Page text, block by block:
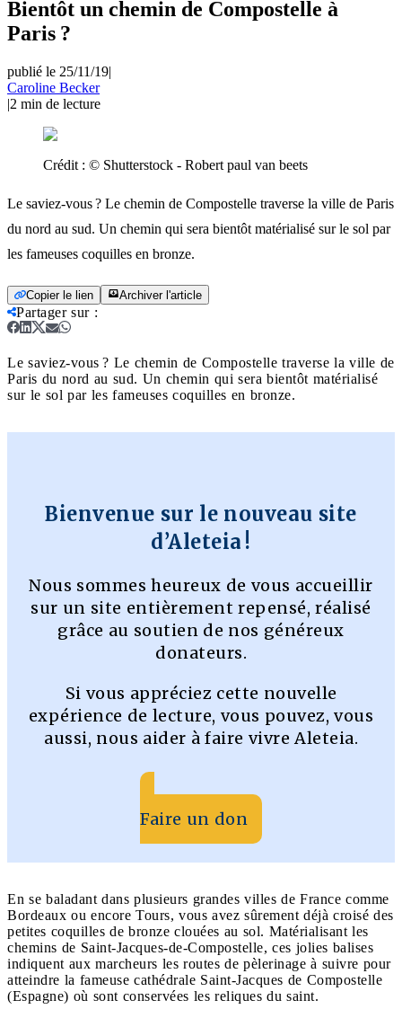
Bientôt un chemin de Compostelle à
Paris ?
publié le 25/11/19|
Caroline Becker
|2 min de lecture
Crédit : © Shutterstock - Robert paul van beets
Le saviez-vous ? Le chemin de Compostelle traverse la ville de Paris
du nord au sud. Un chemin qui sera bientôt matérialisé sur le sol par
les fameuses coquilles en bronze.
Copier le lien Archiver l'article
Partager sur:
Le saviez-vous ? Le chemin de Compostelle traverse la ville de
Paris du nord au sud. Un chemin qui sera bientôt matérialisé
sur le sol par les fameuses coquilles en bronze.
Bienvenue sur le nouveau site
d’Aleteia !
Nous sommes heureux de vous accueillir
sur un site entièrement repensé, réalisé
grâce au soutien de nos généreux
donateurs.
Si vous appréciez cette nouvelle
expérience de lecture, vous pouvez, vous
aussi, nous aider à faire vivre Aleteia.
Faire un don
En se baladant dans plusieurs grandes villes de France comme
Bordeaux ou encore Tours, vous avez sûrement déjà croisé des
petites coquilles de bronze clouées au sol. Matérialisant les
chemins de Saint-Jacques-de-Compostelle, ces jolies balises
indiquent aux marcheurs les routes de pèlerinage à suivre pour
atteindre la fameuse cathédrale Saint-Jacques de Compostelle
(Espagne) où sont conservées les reliques du saint.